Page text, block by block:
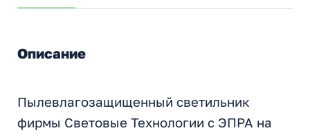
Описание
Пылевлагозащищенный светильник
фирмы Световые Технологии с ЭПРА на